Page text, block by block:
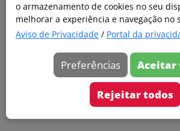
o armazenamento de cookies no seu
melhorar a experiência e navegação no
Aviso de Privacidade / Portal da
Preferências Aceitar
Rejeitar todos
Entrar
Acessar com
Ainda não faz parte?
Cadastre-se
Versão 20260805.7